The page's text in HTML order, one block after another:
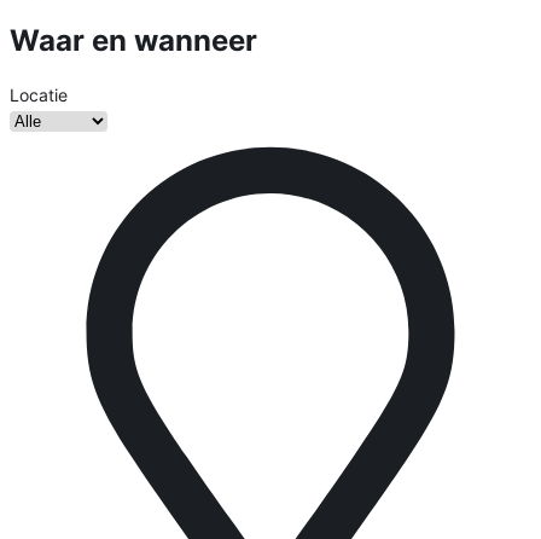
Waar en wanneer
Locatie